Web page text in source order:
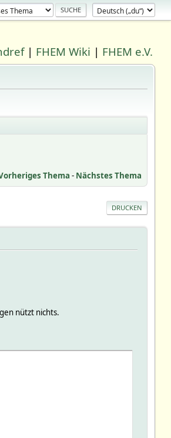
| FHEM Wiki | FHEM e.V.
Thema - Nächstes Thema
DRUCKEN
nützt nichts.